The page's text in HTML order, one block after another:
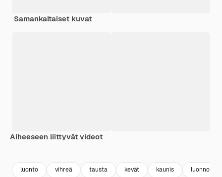
Samankaltaiset kuvat
Aiheeseen liittyvät videot
luonto vihreä tausta kevät kaunis